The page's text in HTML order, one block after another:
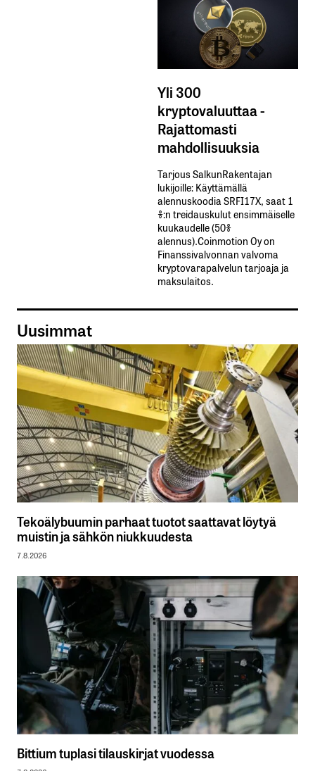
Yli 300
kryptovaluuttaa -
Rajattomasti
mahdollisuuksia
Tarjous SalkunRakentajan
lukijoille: Käyttämällä​ ​
alennuskoodia​ ​SRFI17X,​ ​saat​ ​1
%:n treidauskulut​ ​ensimmäiselle​ ​
kuukaudelle​ ​(50%​ ​
alennus).Coinmotion Oy on
Finanssivalvonnan valvoma
kryptovarapalvelun tarjoaja ja
maksulaitos.
Uusimmat
Tekoälybuumin parhaat tuotot saattavat löytyä
muistin ja sähkön niukkuudesta
7.8.2026
Bittium tuplasi tilauskirjat vuodessa